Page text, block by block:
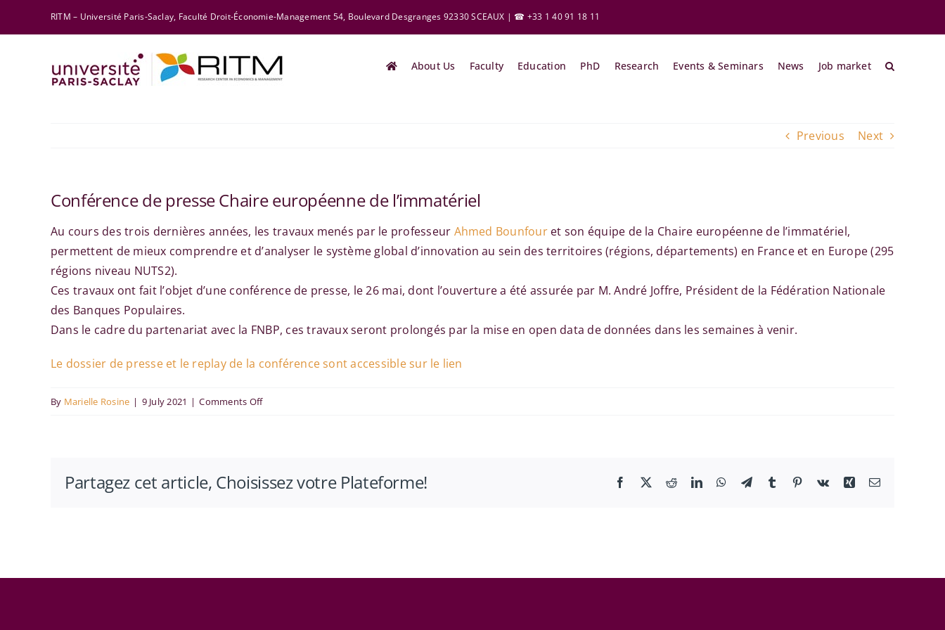
RITM – Université Paris-Saclay, Faculté Droit-Économie-Management 54, Boulevard Desgranges 92330 SCEAUX | ☎ +33 1 40 91 18 11
About Us Faculty Education PhD Research Events & Seminars News Job market
Previous Next
Conférence de presse Chaire européenne de l’immatériel
Au cours des trois dernières années, les travaux menés par le professeur Ahmed Bounfouret son équipe de la Chaire européenne de l’immatériel,
permettent de mieux comprendre et d’analyser le système global d’innovation au sein des territoires (régions, départements) en France et en Europe (295
régions niveau NUTS2).
Ces travaux ont fait l’objet d’une conférence de presse, le 26 mai, dont l’ouverture a été assurée par M. André Joffre, Président de la Fédération Nationale
des Banques Populaires.
Dans le cadre du partenariat avec la FNBP, ces travaux seront prolongés par la mise en open data de données dans les semaines à venir.
Le dossier de presse et le replay de la conférence sont accessible sur le lien
By Marielle Rosine | 9 July 2021 | Comments Offon
Chaire
Partagez cet article, Choisissez votre Plateforme! Facebook
X RedditLinkedInWhatsApp
TelegramTumblr Pinterest
Vk Xing Email